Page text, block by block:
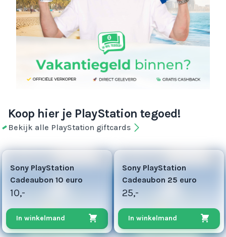
Koop hier je PlayStation tegoed!
Bekijk alle PlayStation giftcards
5
Sony PlayStation
Cadeaubon 10 euro
10,-
In winkelmand
13
Sony PlayStation
Cadeaubon 25 euro
25,-
In winkelmand